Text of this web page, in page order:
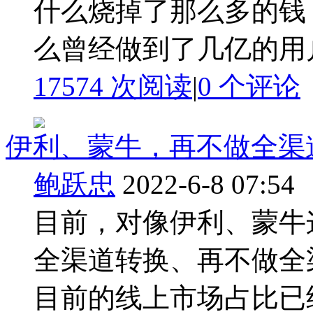
什么烧掉了那么多的
么曾经做到了几亿的用
17574 次阅读|0 个评论
伊利、蒙牛，再不做全
鲍跃忠 2022-6-8 07:54
目前，对像伊利、蒙
全渠道转换、再不做
目前的线上市场占比